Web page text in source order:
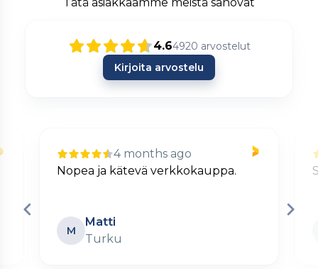
4.64920 arvostelut
Kirjoita arvostelu
4 months ago
Nopea ja kätevä verkkokauppa.
M
Matti
Turku